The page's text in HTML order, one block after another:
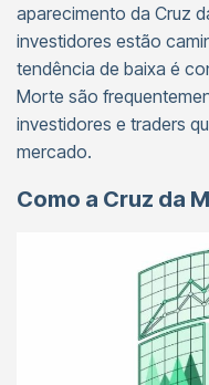
aparecimento da Cruz
investidores estão
tendência de baixa é
Morte são
investidores e traders
mercado.
Como a Cruz da